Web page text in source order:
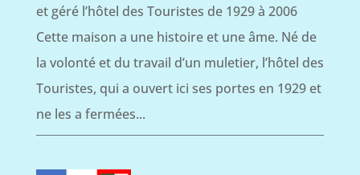
et géré l’hôtel des Touristes de 1929 à 2006
Cette maison a une histoire et une âme. Né de
la volonté et du travail d’un muletier, l’hôtel des
Touristes, qui a ouvert ici ses portes en 1929 et
ne les a fermées...